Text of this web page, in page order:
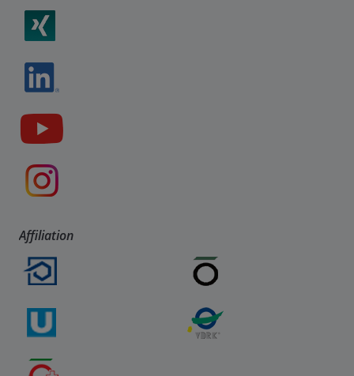
Affiliation